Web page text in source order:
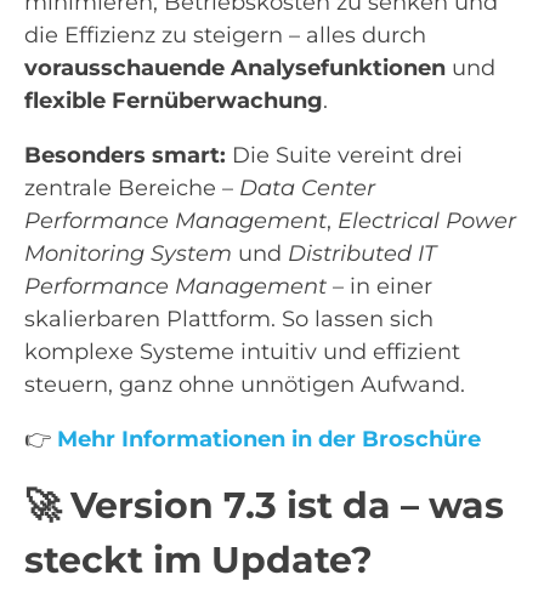
die Effizienz zu steigern – alles durch
vorausschauende Analysefunktionen und
flexible Fernüberwachung.
Besonders smart: Die Suite vereint drei
zentrale Bereiche – Data Center
Performance Management, Electrical Power
Monitoring System und Distributed IT
Performance Management – in einer
skalierbaren Plattform. So lassen sich
komplexe Systeme intuitiv und effizient
steuern, ganz ohne unnötigen Aufwand.
👉 Mehr Informationen in der Broschüre
🚀 Version 7.3 ist da – was
steckt im Update?